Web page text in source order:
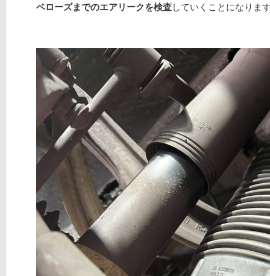
ベローズまでのエアリークを検査していくことになりま